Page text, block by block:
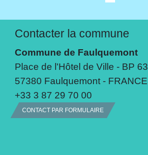
Contacter la commune
Commune de Faulquemont
Place de l'Hôtel de Ville - BP 63
57380 Faulquemont - FRANCE
+33 3 87 29 70 00
CONTACT PAR FORMULAIRE